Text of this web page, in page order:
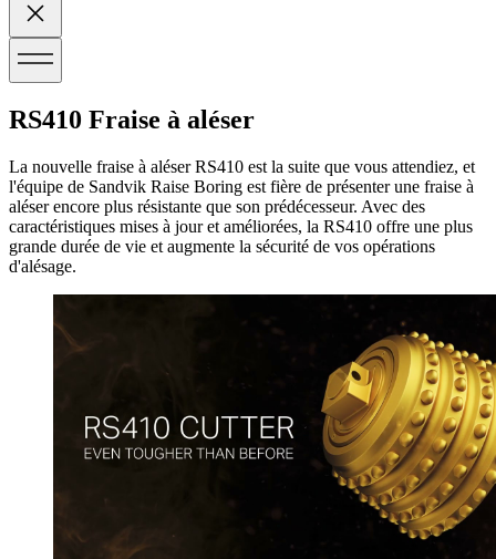
RS410 Fraise à aléser
La nouvelle fraise à aléser RS410 est la suite que vous attendiez, et
l'équipe de Sandvik Raise Boring est fière de présenter une fraise à
aléser encore plus résistante que son prédécesseur. Avec des
caractéristiques mises à jour et améliorées, la RS410 offre une plus
grande durée de vie et augmente la sécurité de vos opérations
d'alésage.